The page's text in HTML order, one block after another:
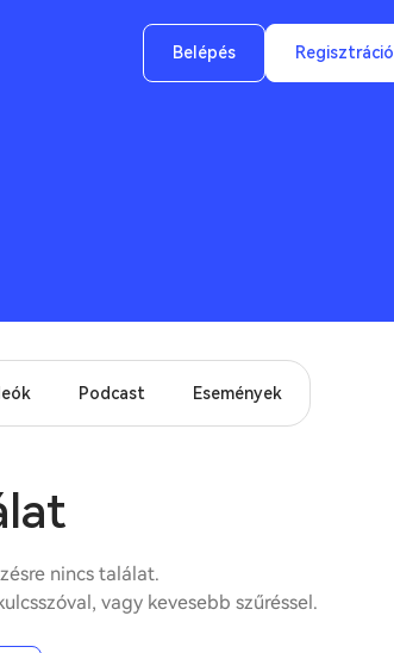
Belépés Regisztráció
Podcast Események
nincs találat.
vagy kevesebb szűréssel.